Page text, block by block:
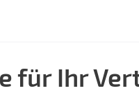
für Ihr